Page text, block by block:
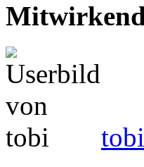
tobi